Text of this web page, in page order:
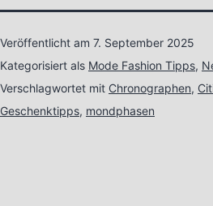
Veröffentlicht am 7. September 2025
Kategorisiert als Mode Fashion Tipps,
Verschlagwortet mit Chronographen,
Geschenktipps, mondphasen